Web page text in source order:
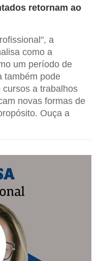
retornam ao
a
como a
um período de
também pode
a trabalhos
novas formas de
Ouça a